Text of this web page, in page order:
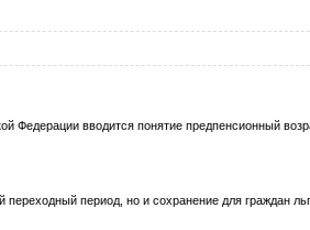
Федерации вводится понятие предпенсионный
период, но и сохранение для граждан